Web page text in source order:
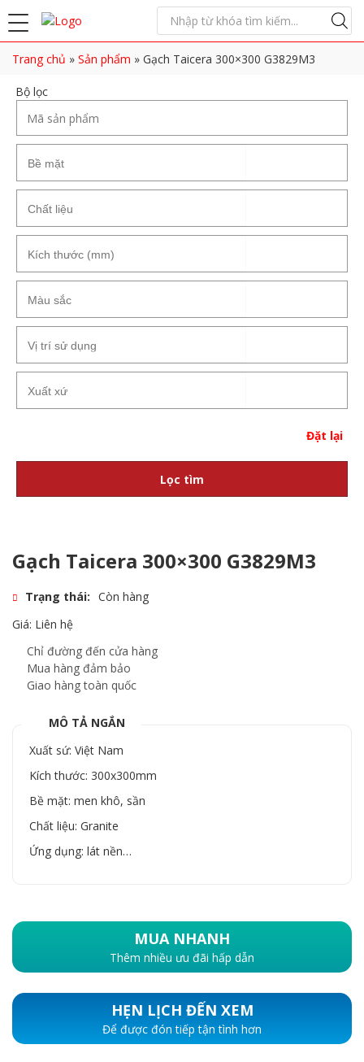
Trang chủ » Sản phẩm » Gạch Taicera 300×300 G3829M3
Bộ lọc
Đặt lại
Lọc tìm
Gạch Taicera 300×300 G3829M3
Trạng thái: Còn hàng
Giá: Liên hệ
Chỉ đường đến cửa hàng
Mua hàng đảm bảo
Giao hàng toàn quốc
MÔ TẢ NGẮN
Xuất sứ: Việt Nam
Kích thước: 300x300mm
Bề mặt: men khô, sần
Chất liệu: Granite
Ứng dụng: lát nền…
MUA NHANH
Thêm nhiều ưu đãi hấp dẫn
HẸN LỊCH ĐẾN XEM
Để được đón tiếp tận tình hơn